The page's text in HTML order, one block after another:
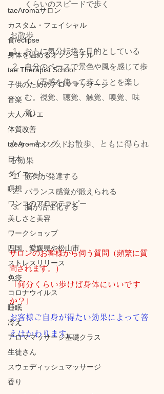
taeAromaサロン
カスタム・フェイシャル
食/eclipse
身体を温めるオプショナル
tae Therapist School
子供のためのアロママッサージ
音楽
大人バレエ
体質改善
taeAromaメソッド
日本
ダイエット
瞑想
ワンコのアロマテラピー
美しさと美容
ワークショップ
四国、愛媛県や松山市
ストレスリリース
免疫
コロナウイルス
睡眠
冷え
アロママッサージ基礎クラス
生徒さん
スウェディッシュマッサージ
香り
くらいのスピードで歩く
お散歩
おもに気分転換を目的としている
自分のペースで景色や風を感じて歩
く（五感を使って歩くことを楽し
む。視覚、聴覚、触覚、嗅覚、味
覚）
ウォーキング、お散歩、ともに得られ
る効果
筋肉が発達する
バランス感覚が鍛えられる
脳が活性化する
サロンのお客様から伺う質問（頻繁に質
問されます。）
「何分くらい歩けば身体にいいです
か？」
お客様ご自身が得たい効果によって答
えはかわります。